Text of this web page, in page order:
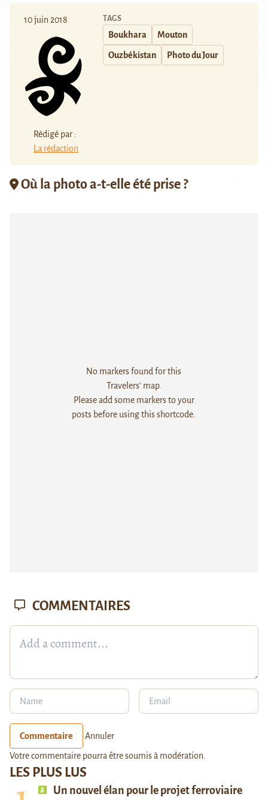
10 juin 2018
Rédigé par :
La rédaction
TAGS
Boukhara Mouton
Ouzbékistan Photo du Jour
Où la photo a-t-elle été prise ?
No markers found for this
Travelers' map.
Please add some markers to your
posts before using this shortcode.
LES PLUS LUS
Un nouvel élan pour le projet ferroviaire
COMMENTAIRES
Commentaire Annuler
Votre commentaire pourra être soumis à modération.